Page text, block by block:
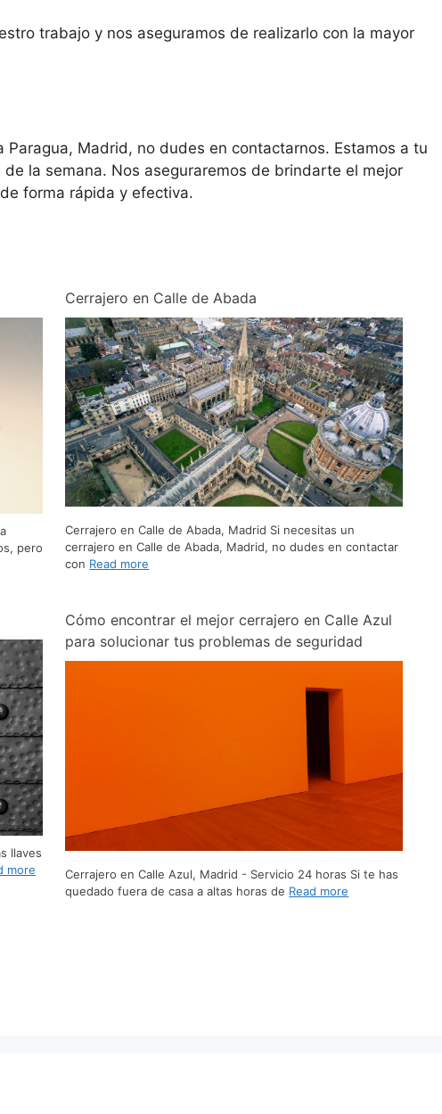
trabajo y nos aseguramos de realizarlo con la mayor
Paragua, Madrid, no dudes en contactarnos. Estamos a tu
la semana. Nos aseguraremos de brindarte el mejor
forma rápida y efectiva.
pero
Cerrajero en Calle de Abada
Cerrajero en Calle de Abada, Madrid Si necesitas un
cerrajero en Calle de Abada, Madrid, no dudes en contactar
con Read more
llaves
more
Cómo encontrar el mejor cerrajero en Calle Azul
para solucionar tus problemas de seguridad
Cerrajero en Calle Azul, Madrid - Servicio 24 horas Si te has
quedado fuera de casa a altas horas de Read more